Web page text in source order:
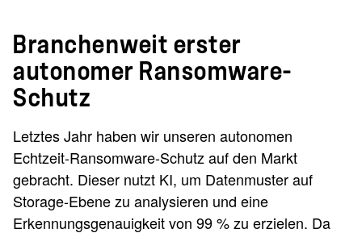
Branchenweit erster
autonomer Ransomware-
Schutz
Letztes Jahr haben wir unseren autonomen
Echtzeit-Ransomware-Schutz auf den Markt
gebracht. Dieser nutzt KI, um Datenmuster auf
Storage-Ebene zu analysieren und eine
Erkennungsgenauigkeit von 99 % zu erzielen. Da